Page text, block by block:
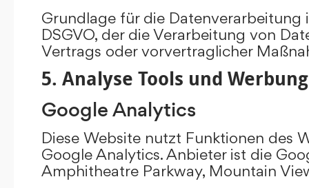
Grundlage für die Datenverarbeitung
DSGVO, der die Verarbeitung von
Vertrags oder vorvertraglicher
5. Analyse Tools und Werbung
Google Analytics
Diese Website nutzt Funktionen des
Google Analytics. Anbieter ist die
Amphitheatre Parkway, Mountain